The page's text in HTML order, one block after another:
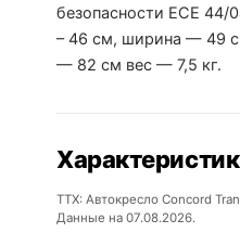
безопасности ЕСЕ 44/
– 46 см, ширина — 49
— 82 см вес — 7,5 кг.
ТТХ: Автокресло Concord
Данные на 07.08.2026.